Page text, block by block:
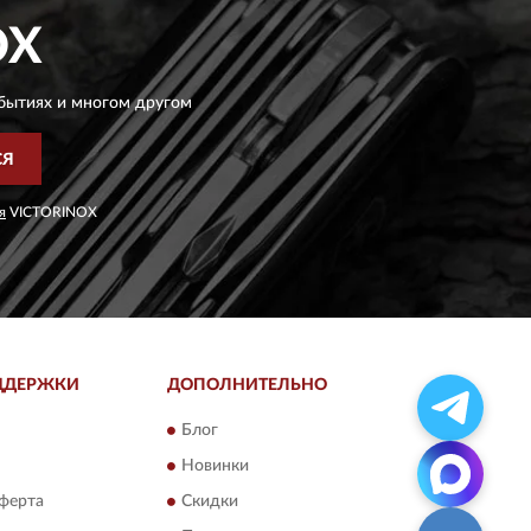
и многом другом
VICTORINOX
ДОПОЛНИТЕЛЬНО
Блог
Новинки
Скидки